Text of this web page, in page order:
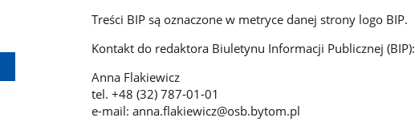
Treści BIP są oznaczone w metryce danej strony logo BIP.
Kontakt do redaktora Biuletynu Informacji Publicznej (BIP):
Anna Flakiewicz
tel. +48 (32) 787-01-01
e-mail: anna.flakiewicz@osb.bytom.pl